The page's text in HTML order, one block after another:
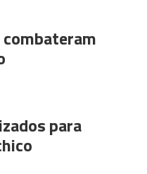
para